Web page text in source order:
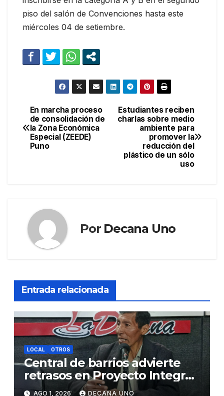
piso del salón de Convenciones hasta este
miércoles 04 de setiembre.
Navegación
de
Estudiantes reciben
charlas sobre medio
ambiente para
promover la
reducción del
plástico de un sólo
uso
En marcha proceso
de consolidación de
la Zona Económica
Especial (ZEEDE)
Puno
Por Decana Uno
Entrada relacionada
LOCAL OTROS
Central de barrios advierte
retrasos en Proyecto Integral
de Agua y Alcantarillado para
AGO 1, 2026 DECANA UNO